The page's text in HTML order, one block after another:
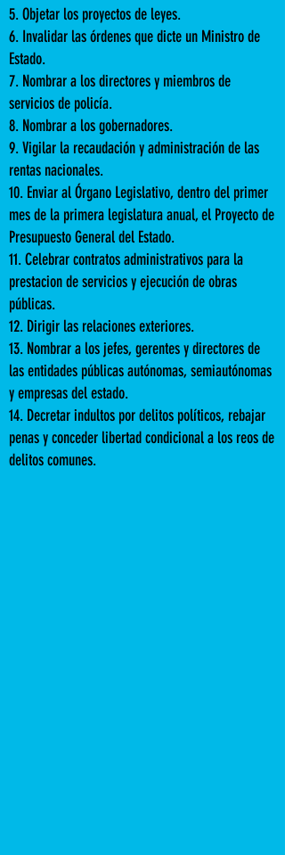
5. Objetar los proyectos de leyes.
6. Invalidar las órdenes que dicte un Ministro de
Estado.
7. Nombrar a los directores y miembros de
servicios de policía.
8. Nombrar a los gobernadores.
9. Vigilar la recaudación y administración de las
rentas nacionales.​
10. Enviar al Órgano Legislativo, dentro del primer
mes de la primera legislatura anual, el Proyecto de
Presupuesto General del Estado.
11. Celebrar contratos administrativos para la
prestacion de servicios y ejecución de obras
públicas.
12. Dirigir las relaciones exteriores.
13. Nombrar a los jefes, gerentes y directores de
las entidades públicas autónomas, semiautónomas
y empresas del estado.
14. Decretar indultos por delitos políticos, rebajar
penas y conceder libertad condicional a los reos de
delitos comunes.